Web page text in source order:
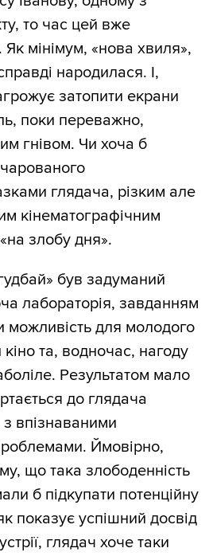
то час цей вже
мінімум, «нова хвиля»,
народилася. І,
затопити екрани
поки переважно,
гнівом. Чи хоча б
глядача, різким але
кінематографічним
злобу дня».
був задуманий
лабораторія, завданням
можливість для молодого
кіно та, водночас, нагоду
Результатом мало
до глядача
впізнаваними
Ймовірно,
що така злободенність
б підкупати потенційну
показує успішний досвід
глядач хоче таки